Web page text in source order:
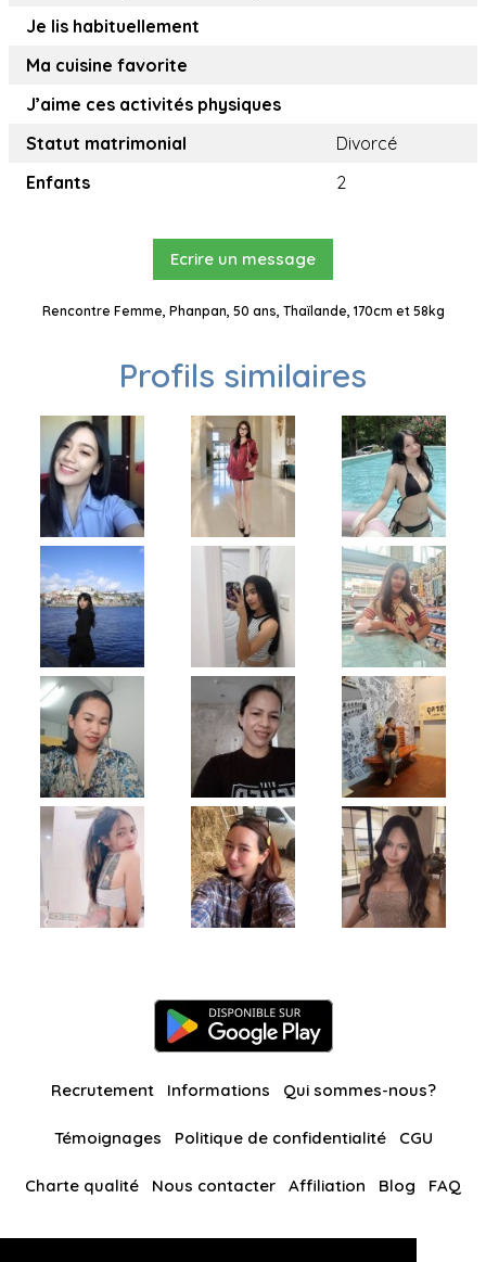
Je lis habituellement
Ma cuisine favorite
J’aime ces activités physiques
Statut matrimonial
Divorcé
Enfants
2
Ecrire un message
Rencontre Femme, Phanpan, 50 ans, Thaïlande, 170cm et 58kg
Profils similaires
Recrutement Informations Qui sommes-nous?
Témoignages Politique de confidentialité CGU
Charte qualité Nous contacter Affiliation Blog FAQ